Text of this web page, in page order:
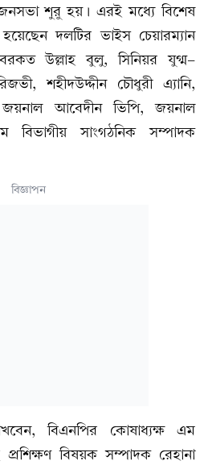
শুরু হয়। এরই মধ্যে বিশেষ
দলটির ভাইস চেয়ারম্যান
উল্লাহ বুলু, সিনিয়র যুগ্ম-
শহীদউদ্দীন চৌধুরী এ্যানি,
জয়নাল আবেদীন ভিপি, জয়নাল
বিভাগীয় সাংগঠনিক সম্পাদক
বিজ্ঞাপন
বিএনপির কোষাধ্যক্ষ এম
প্রশিক্ষণ বিষয়ক সম্পাদক রেহানা